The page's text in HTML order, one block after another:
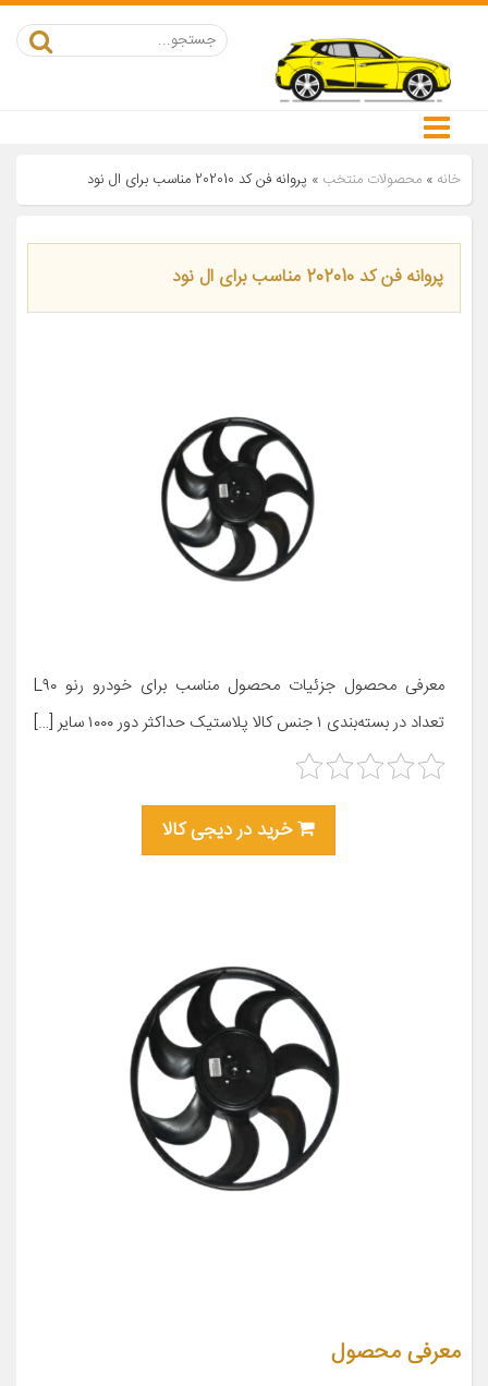
خانه » محصولات منتخب » پروانه فن کد 202010 مناسب برای ال نود
پروانه فن کد 202010 مناسب برای ال نود
معرفی محصول جزئیات محصول مناسب برای خودرو رنو L۹۰
تعداد در بسته‌بندی ۱ جنس کالا پلاستیک حداکثر دور ۱۰۰۰ سایر […]
خرید در دیجی کالا
معرفی محصول